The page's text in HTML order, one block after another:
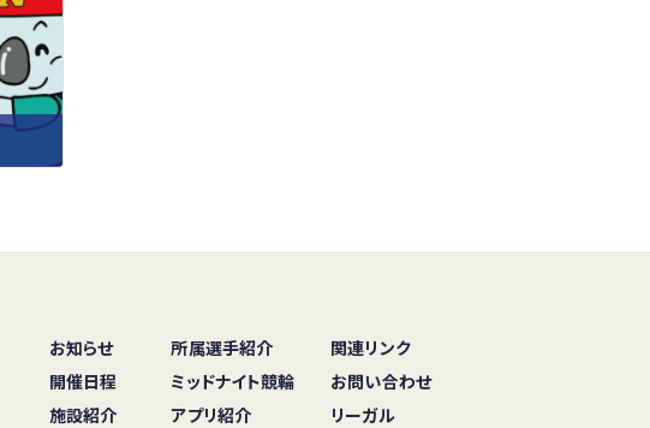
お知らせ
開催日程
施設紹介
所属選手紹介
ミッドナイト競輪
アプリ紹介
関連リンク
お問い合わせ
リーガル